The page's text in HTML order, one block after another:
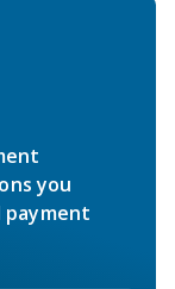
you
payment